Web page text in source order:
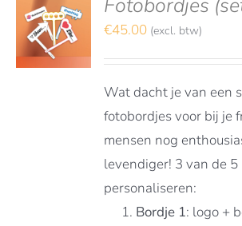
Fotobordjes
€45.00 (excl. btw)
Wat dacht je van een
fotobordjes voor bij je
mensen nog
levendiger! 3 van de 5
personaliseren:
Bordje 1: logo +